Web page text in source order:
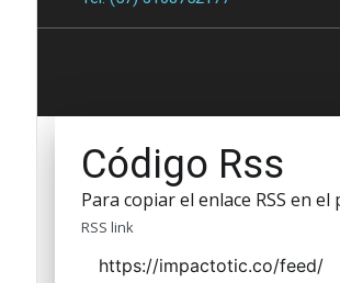
Código Rss
Para copiar el enlace RSS en
RSS link